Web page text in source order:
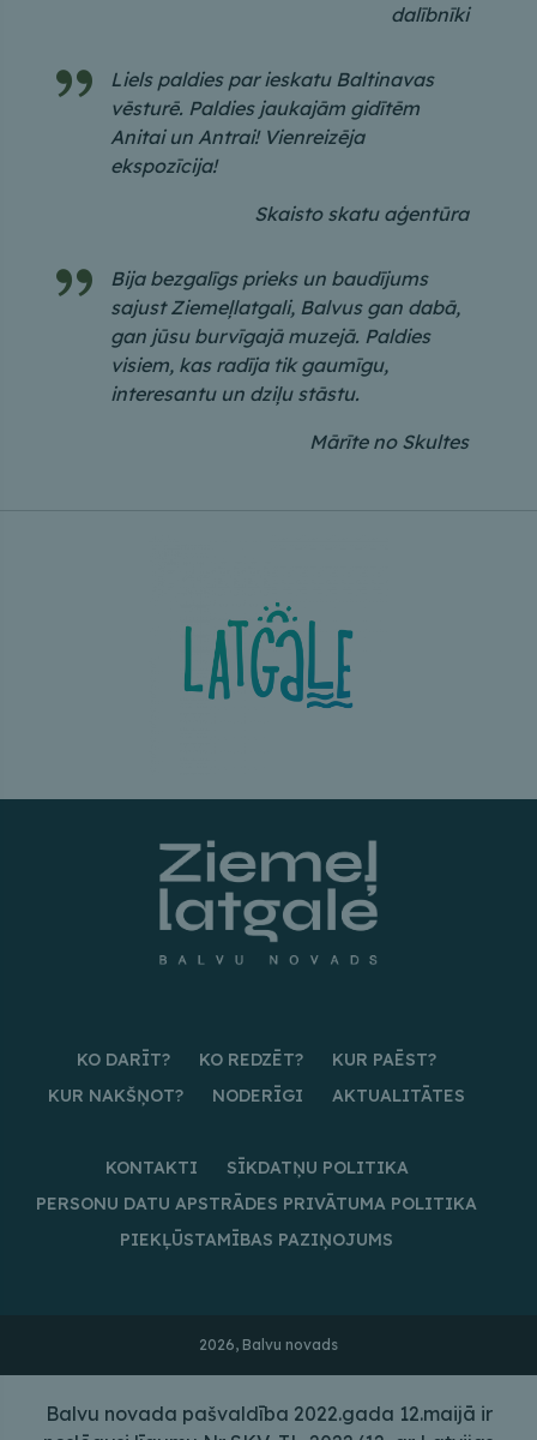
dalībnīki
Liels paldies par ieskatu Baltinavas
vēsturē. Paldies jaukajām gidītēm
Anitai un Antrai! Vienreizēja
ekspozīcija!
Skaisto skatu aģentūra
Bija bezgalīgs prieks un baudījums
sajust Ziemeļlatgali, Balvus gan dabā,
gan jūsu burvīgajā muzejā. Paldies
visiem, kas radīja tik gaumīgu,
interesantu un dziļu stāstu.
Mārīte no Skultes
KO DARĪT? KO REDZĒT?
KUR PAĒST?
KUR NAKŠŅOT?
NODERĪGI AKTUALITĀTES
KONTAKTI
SĪKDATŅU POLITIKA
PERSONU DATU APSTRĀDES PRIVĀTUMA POLITIKA
PIEKĻŪSTAMĪBAS PAZIŅOJUMS
2026, Balvu novads
Balvu novada pašvaldība 2022.gada 12.maijā ir